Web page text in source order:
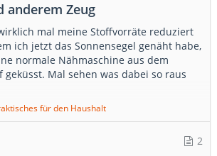
anderem Zeug
mal meine Stoffvorräte reduziert
ich jetzt das Sonnensegel genäht habe,
normale Nähmaschine aus dem
geküsst. Mal sehen was dabei so raus
für den Haushalt
2